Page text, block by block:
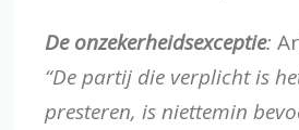
De onzekerheidsexceptie:
“De partij die verplicht is
presteren, is niettemin